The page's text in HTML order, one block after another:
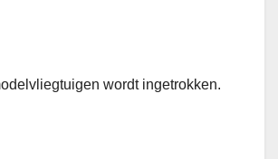
wordt ingetrokken.